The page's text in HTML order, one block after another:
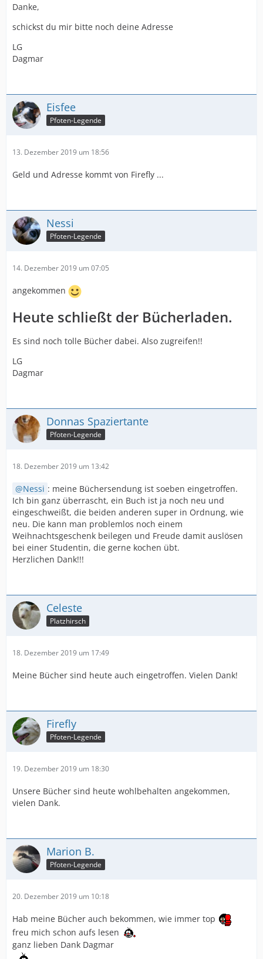
Danke,
schickst du mir bitte noch deine Adresse
LG
Dagmar
Eisfee
Pfoten-Legende
13. Dezember 2019 um 18:56
Geld und Adresse kommt von Firefly ...
Nessi
Pfoten-Legende
14. Dezember 2019 um 07:05
angekommen
Heute schließt der Bücherladen.
Es sind noch tolle Bücher dabei. Also zugreifen!!
LG
Dagmar
Donnas Spaziertante
Pfoten-Legende
18. Dezember 2019 um 13:42
Nessi : meine Büchersendung ist soeben eingetroffen.
Ich bin ganz überrascht, ein Buch ist ja noch neu und
eingeschweißt, die beiden anderen super in Ordnung, wie
neu. Die kann man problemlos noch einem
Weihnachtsgeschenk beilegen und Freude damit auslösen
bei einer Studentin, die gerne kochen übt.
Herzlichen Dank!!!
Celeste
Platzhirsch
18. Dezember 2019 um 17:49
Meine Bücher sind heute auch eingetroffen. Vielen Dank!
Firefly
Pfoten-Legende
19. Dezember 2019 um 18:30
Unsere Bücher sind heute wohlbehalten angekommen,
vielen Dank.
Marion B.
Pfoten-Legende
20. Dezember 2019 um 10:18
Hab meine Bücher auch bekommen, wie immer top
freu mich schon aufs lesen
ganz lieben Dank Dagmar